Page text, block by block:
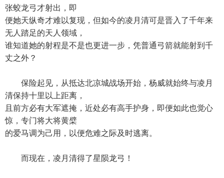
张蛟龙弓才射出，即
便她天纵奇才难以复现，但如今的凌月清可是晋入了千年来
无人踏足的天人领域，
谁知道她的射程是不是也更进一步，凭普通弓箭就能射到千
丈之外？
保险起见，从抵达北凉城战场开始，杨威就始终与凌月
清保持十里以上距离，
且前方必有大军遮掩，近处必有高手护身，即便如此也觉心
惊，专门将大将黄檗
的爱马调为己用，以便危难之际及时逃离。
而现在，凌月清得了星陨龙弓！